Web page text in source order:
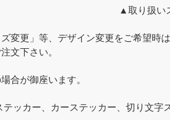
▲取り扱い
変更」等、デザイン変更をご希望時
文下さい。
合が御座います。
ッカー、カーステッカー、切り文字